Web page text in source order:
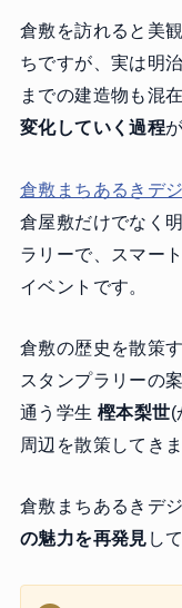
倉敷を訪れると美
ちですが、実は明
までの建造物も混
変化していく過程
倉敷まちあるきデ
倉屋敷だけでなく
ラリーで、スマー
イベントです。
倉敷の歴史を散策
スタンプラリーの
通う学生 樫本梨世(
周辺を散策してきま
倉敷まちあるきデ
の魅力を再発見 し